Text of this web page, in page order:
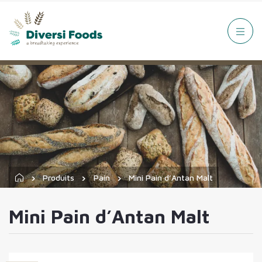
Produits Pain Mini Pain d’Antan Malt
Mini Pain d’Antan Malt